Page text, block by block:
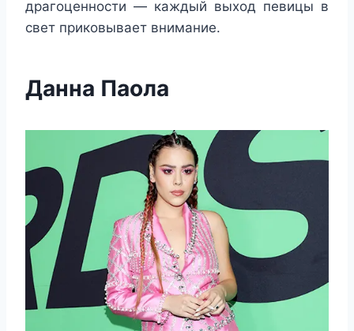
драгоценности — каждый выход певицы в
свет приковывает внимание.
Данна Паола